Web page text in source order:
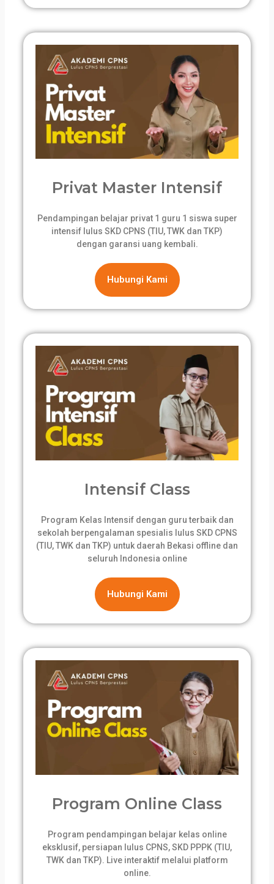
Privat Master Intensif
Pendampingan belajar privat 1 guru 1 siswa super
intensif lulus SKD CPNS (TIU, TWK dan TKP)
dengan garansi uang kembali.
Hubungi Kami
Intensif Class
Program Kelas Intensif dengan guru terbaik dan
sekolah berpengalaman spesialis lulus SKD CPNS
(TIU, TWK dan TKP) untuk daerah Bekasi offline dan
seluruh Indonesia online
Hubungi Kami
Program Online Class
Program pendampingan belajar kelas online
eksklusif, persiapan lulus CPNS, SKD PPPK (TIU,
TWK dan TKP). Live interaktif melalui platform
online.